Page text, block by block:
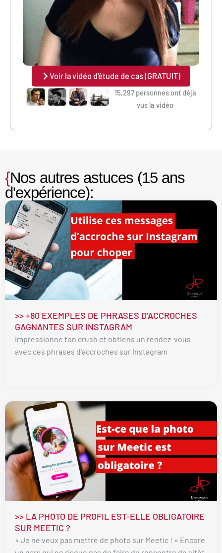
Voir la vidéo d'étude de cas (GRATUIT)
15,297 personnes ont déjà
vus la vidéo
{Nos autres astuces (15 ans
d'expérience):
>> +80 EXEMPLES DE PHRASES D’ACCROCHES
GAGNANTES SUR INSTAGRAM
Impressionne ton crush et obtiens un rendez-vous
avec ces phrases d'accroches sur Instagram
>> LA PHOTO DE PROFIL EST-ELLE OBLIGATOIRE
SUR MEETIC ?
« Je ne veux pas mettre de photo sur Meetic ! » Encore